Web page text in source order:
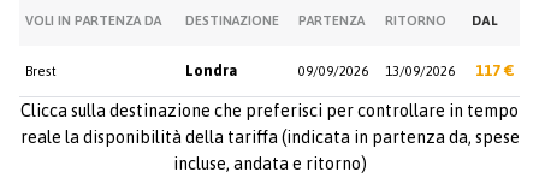
VOLI IN PARTENZA DA DESTINAZIONE PARTENZA RITORNO DAL
Brest Londra 09/09/2026 13/09/2026 117 €
Clicca sulla destinazione che preferisci per controllare in tempo
reale la disponibilità della tariffa (indicata in partenza da, spese
incluse, andata e ritorno)